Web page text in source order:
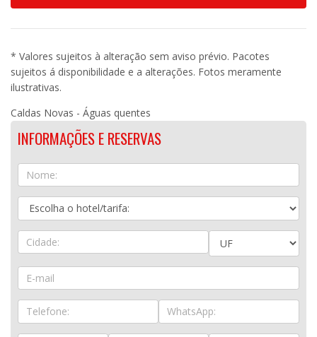
* Valores sujeitos à alteração sem aviso prévio. Pacotes
sujeitos á disponibilidade e a alterações. Fotos meramente
ilustrativas.
Caldas Novas - Águas quentes
INFORMAÇÕES E RESERVAS